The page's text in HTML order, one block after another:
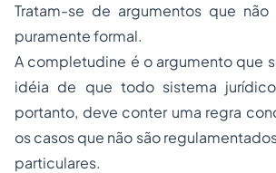
Tratam-se de argumentos que não
puramente formal.
A completudine é o argumento que
idéia de que todo sistema
portanto, deve conter uma regra
os casos que não são
particulares.